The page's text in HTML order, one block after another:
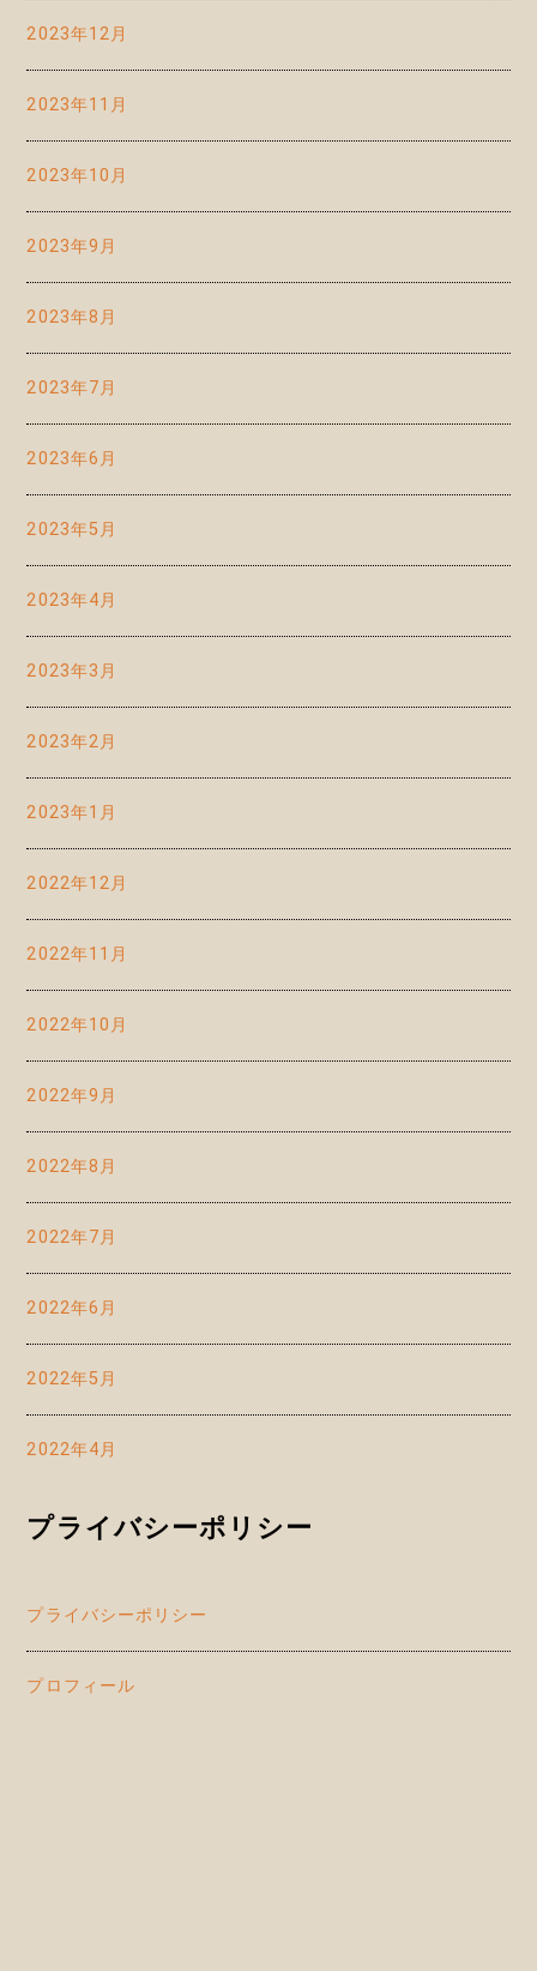
2023年12月
2023年11月
2023年10月
2023年9月
2023年8月
2023年7月
2023年6月
2023年5月
2023年4月
2023年3月
2023年2月
2023年1月
2022年12月
2022年11月
2022年10月
2022年9月
2022年8月
2022年7月
2022年6月
2022年5月
2022年4月
プライバシーポリシー
プライバシーポリシー
プロフィール